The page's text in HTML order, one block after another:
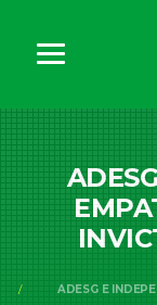
ADESG E